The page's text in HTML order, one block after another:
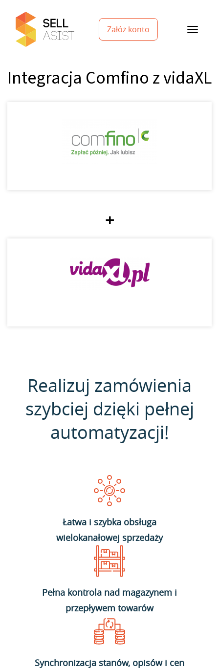
Załóż konto
Integracja Comfino z vidaXL
+
Realizuj zamówienia
szybciej dzięki pełnej
automatyzacji!
Łatwa i szybka obsługa
wielokanałowej sprzedaży
Pełna kontrola nad magazynem i
przepływem towarów
Synchronizacja stanów, opisów i cen